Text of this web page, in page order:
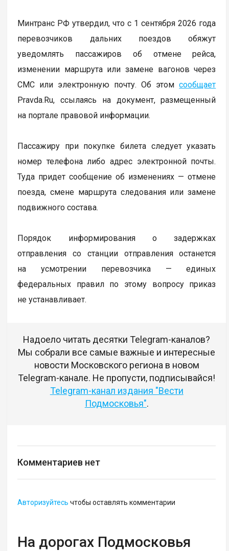
Минтранс РФ утвердил, что с 1 сентября 2026 года
перевозчиков дальних поездов обяжут
уведомлять пассажиров об отмене рейса,
изменении маршрута или замене вагонов через
СМС или электронную почту. Об этомсообщает
Pravda.Ru, ссылаясь на документ, размещенный
на портале правовой информации.
Пассажиру при покупке билета следует указать
номер телефона либо адрес электронной почты.
Туда придет сообщение об изменениях — отмене
поезда, смене маршрута следования или замене
подвижного состава.
Порядок информирования о задержках
отправления со станции отправления останется
на усмотрении перевозчика — единых
федеральных правил по этому вопросу приказ
не устанавливает.
Надоело читать десятки Telegram-каналов?
Мы собрали все самые важные и интересные
новости Московского региона в новом
Telegram-канале. Не пропусти, подписывайся!
Telegram-канал издания "Вести
Подмосковья".
Комментариев нет
Авторизуйтесь чтобы оставлять комментарии
На дорогах Подмосковья